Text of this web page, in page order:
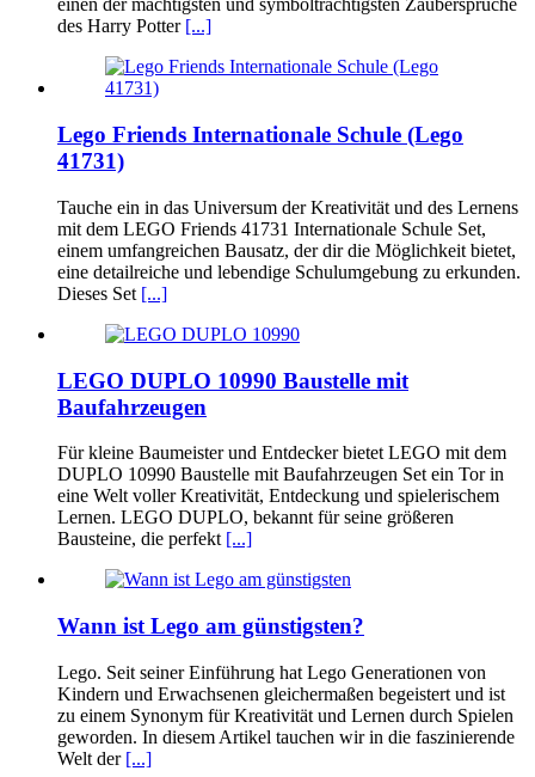
einen der mächtigsten und symbolträchtigsten Zaubersprüche
des Harry Potter [...]
Lego Friends Internationale Schule (Lego
41731)
Tauche ein in das Universum der Kreativität und des Lernens
mit dem LEGO Friends 41731 Internationale Schule Set,
einem umfangreichen Bausatz, der dir die Möglichkeit bietet,
eine detailreiche und lebendige Schulumgebung zu erkunden.
Dieses Set [...]
LEGO DUPLO 10990 Baustelle mit
Baufahrzeugen
Für kleine Baumeister und Entdecker bietet LEGO mit dem
DUPLO 10990 Baustelle mit Baufahrzeugen Set ein Tor in
eine Welt voller Kreativität, Entdeckung und spielerischem
Lernen. LEGO DUPLO, bekannt für seine größeren
Bausteine, die perfekt [...]
Wann ist Lego am günstigsten?
Lego. Seit seiner Einführung hat Lego Generationen von
Kindern und Erwachsenen gleichermaßen begeistert und ist
zu einem Synonym für Kreativität und Lernen durch Spielen
geworden. In diesem Artikel tauchen wir in die faszinierende
Welt der [...]